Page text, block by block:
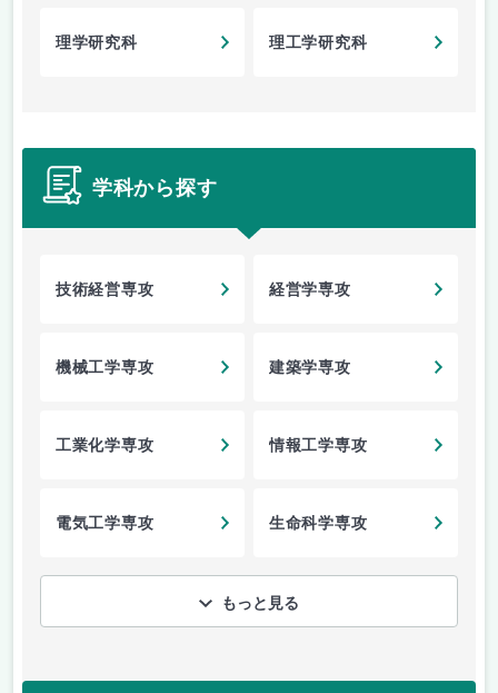
理学研究科 理工学研究科
学科から探す
技術経営専攻 経営学専攻
機械工学専攻 建築学専攻
工業化学専攻 情報工学専攻
電気工学専攻 生命科学専攻
もっと見る